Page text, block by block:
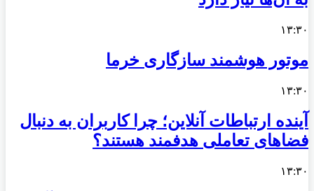
۱۳:۳۰
موتور هوشمند سازگاری خرما
۱۳:۳۰
آینده ارتباطات آنلاین؛ چرا کاربران به دنبال
فضاهای تعاملی هدفمند هستند؟
۱۳:۳۰